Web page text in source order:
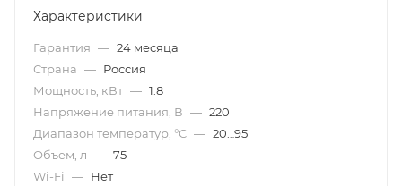
Характеристики
Гарантия — 24 месяца
Страна — Россия
Мощность, кВт — 1.8
Напряжение питания, В — 220
Диапазон температур, °С — 20…95
Объем, л — 75
Wi-Fi
— Нет